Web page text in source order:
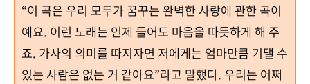
“이 곡은 우리 모두가 꿈꾸는 완벽한 사랑에 관한 곡이
예요. 이런 노래는 언제 들어도 마음을 따듯하게 해 주
죠. 가사의 의미를 따지자면 저에게는 엄마만큼 기댈 수
있는 사람은 없는 거 같아요”라고 말했다. 우리는 어쩌